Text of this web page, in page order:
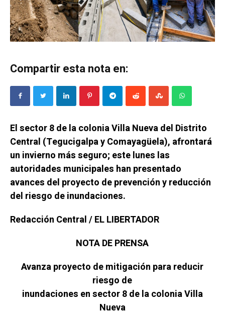
Compartir esta nota en:
El sector 8 de la colonia Villa Nueva del Distrito
Central (Tegucigalpa y Comayagüela), afrontará
un invierno más seguro; este lunes las
autoridades municipales han presentado
avances del proyecto de prevención y reducción
del riesgo de inundaciones.
Redacción Central / EL LIBERTADOR
NOTA DE PRENSA
Avanza proyecto de mitigación para reducir
riesgo de
inundaciones en sector 8 de la colonia Villa
Nueva